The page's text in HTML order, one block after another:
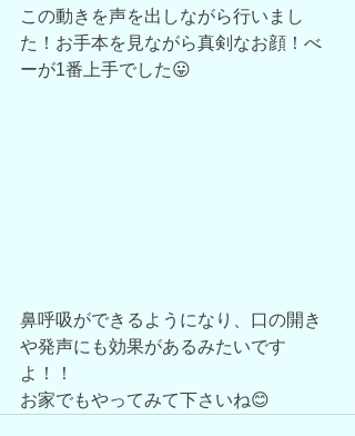
この動きを声を出しながら行いまし
た！お手本を見ながら真剣なお顔！べ
ーが1番上手でした😛
鼻呼吸ができるようになり、口の開き
や発声にも効果があるみたいです
よ！！
お家でもやってみて下さいね😊